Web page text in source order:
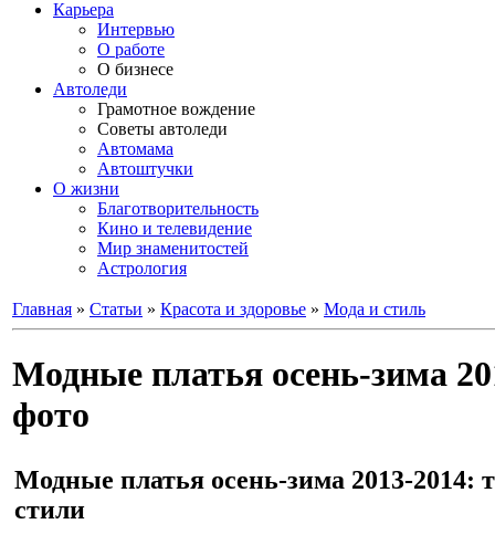
Карьера
Интервью
О работе
О бизнесе
Автоледи
Грамотное вождение
Советы автоледи
Автомама
Автоштучки
О жизни
Благотворительность
Кино и телевидение
Мир знаменитостей
Астрология
Главная » Статьи » Красота и здоровье » Мода и стиль
Модные платья осень-зима
фото
Модные платья осень-зима 2013-2014:
стили